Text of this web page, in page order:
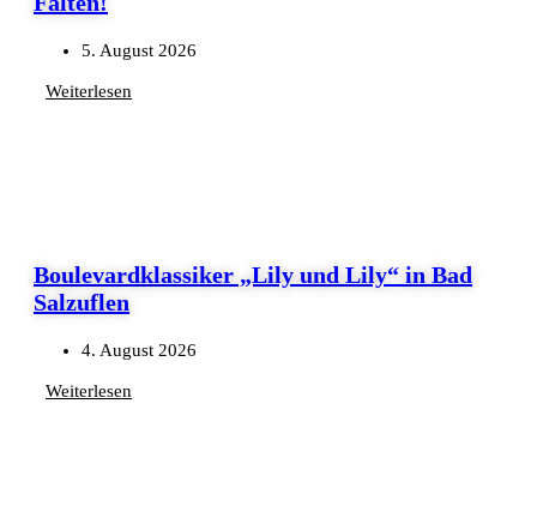
5. August 2026
Weiterlesen
Boulevardklassiker „Lily und Lily“ in Bad
Salzuflen
4. August 2026
Weiterlesen